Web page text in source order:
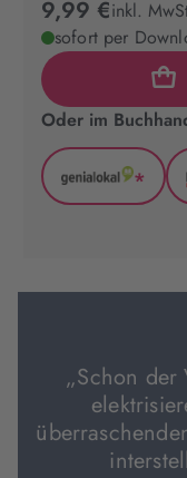
9,99 €inkl.
sofort per
Oder im
Tab
*
„Schon der